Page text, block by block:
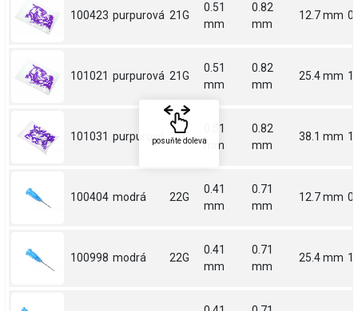
100423 purpurová 21G
0.51
mm
0.82
mm
12.7 mm
101021 purpurová 21G
0.51
mm
0.82
mm
25.4 mm 1
101031 purpurová 21G
0.51
mm
0.82
mm
38.1 mm
100404 modrá 22G
0.41
mm
0.71
mm
12.7 mm
100998 modrá 22G
0.41
mm
0.71
mm
25.4 mm 1
posuňte doleva